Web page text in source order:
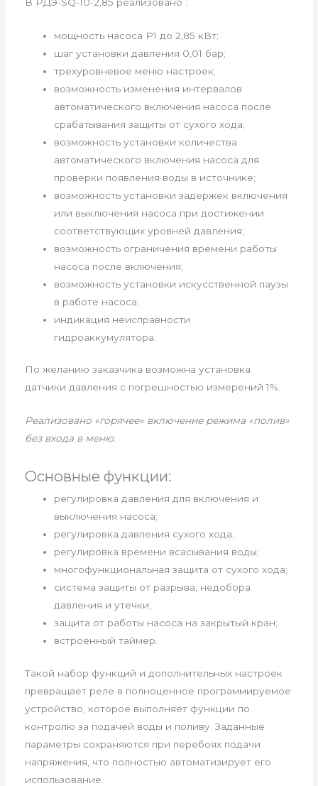
мощность насоса P1 до 2,85 кВт;
шаг установки давления 0,01 бар;
трехуровневое меню настроек;
возможность изменения интервалов
автоматического включения насоса после
срабатывания защиты от сухого хода;
возможность установки количества
автоматического включения насоса для
проверки появления воды в источнике;
возможность установки задержек включения
или выключения насоса при достижении
соответствующих уровней давления;
возможность ограничения времени работы
насоса после включения;
возможность установки искусственной паузы
в работе насоса;
индикация неисправности
гидроаккумулятора.
По желанию заказчика возможна установка
датчики давления с погрешностью измерений 1%.
Реализовано «горячее» включение режима «полив»
без входа в меню.
Основные функции:
регулировка давления для включения и
выключения насоса;
регулировка давления сухого хода;
регулировка времени всасывания воды;
многофункциональная защита от сухого хода;
система защиты от разрыва, недобора
давления и утечки;
защита от работы насоса на закрытый кран;
встроенный таймер.
Такой набор функций и дополнительных настроек
превращает реле в полноценное программируемое
устройство, которое выполняет функции по
контролю за подачей воды и поливу. Заданные
параметры сохраняются при перебоях подачи
напряжения, что полностью автоматизирует его
использование.